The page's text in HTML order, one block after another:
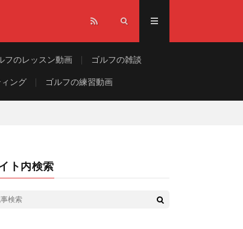
フのレッスン動画 ゴルフの雑談
ング ゴルフの練習動画
ト内検索